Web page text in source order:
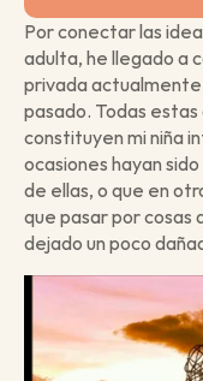
Por conectar las
adulta, he llegado a
privada
pasado. Todas
constituyen mi niña
ocasiones hayan
de ellas, o que en
que pasar por cosas
dejado un poco